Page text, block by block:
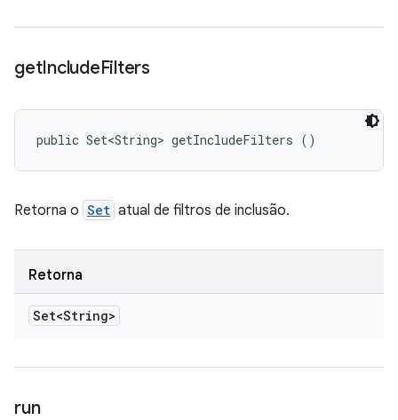
getIncludeFilters
public Set<String> getIncludeFilters ()
Retorna o Set atual de filtros de inclusão.
Retorna
Set<String>
run